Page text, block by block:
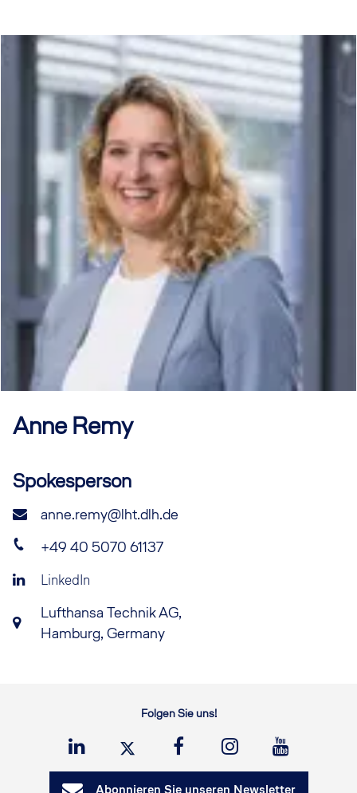
AnneRemy
Spokesperson
anne.remy@lht.dlh.de
+49 40 5070 61137
LinkedIn
Lufthansa Technik AG,
Hamburg, Germany
Folgen Sie uns!